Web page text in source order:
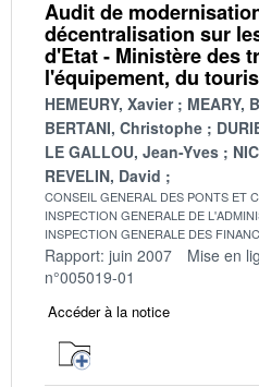
Audit de
décentralisation sur
d'Etat - Ministère des
l'équipement, du
HEMEURY, Xavier
MEARY,
BERTANI, Christophe
LE GALLOU, Jean-Yves
REVELIN, David
CONSEIL GENERAL DES PONTS ET
INSPECTION GENERALE DE
INSPECTION GENERALE DES
Rapport: juin 2007 Mise en
n°005019-01
Accéder à la notice